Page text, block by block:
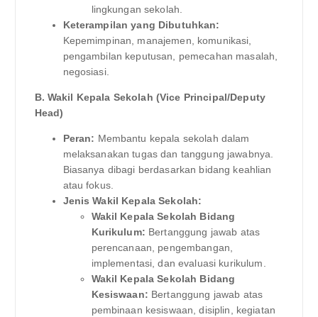
lingkungan sekolah.
Keterampilan yang Dibutuhkan:
Kepemimpinan, manajemen, komunikasi,
pengambilan keputusan, pemecahan masalah,
negosiasi.
B. Wakil Kepala Sekolah (Vice Principal/Deputy
Head)
Peran: Membantu kepala sekolah dalam
melaksanakan tugas dan tanggung jawabnya.
Biasanya dibagi berdasarkan bidang keahlian
atau fokus.
Jenis Wakil Kepala Sekolah:
Wakil Kepala Sekolah Bidang
Kurikulum: Bertanggung jawab atas
perencanaan, pengembangan,
implementasi, dan evaluasi kurikulum.
Wakil Kepala Sekolah Bidang
Kesiswaan: Bertanggung jawab atas
pembinaan kesiswaan, disiplin, kegiatan